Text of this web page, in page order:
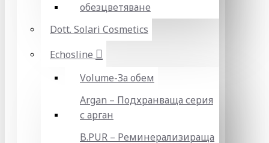
обезцветяване
Dott. Solari Cosmetics
Echosline
Volume-За обем
Argan – Подхранваща серия
с арган
B.PUR – Реминерализираща